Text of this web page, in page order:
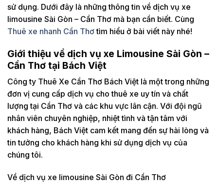
sử dụng. Dưới đây là những thông tin về dịch vụ xe
limousine Sài Gòn – Cần Thơ mà bạn cần biết. Cùng
Thuê xe nhanh Cần Thơtìm hiểu ở bài viết này nhé!
Giới thiệu về dịch vụ xe Limousine Sài Gòn –
Cần Thơ tại Bách Việt
Công ty Thuê Xe Cần Thơ Bách Việt là một trong những
đơn vị cung cấp dịch vụ cho thuê xe uy tín và chất
lượng tại Cần Thơ và các khu vực lân cận. Với đội ngũ
nhân viên chuyên nghiệp, nhiệt tình và tận tâm với
khách hàng, Bách Việt cam kết mang đến sự hài lòng và
tin tưởng cho khách hàng khi sử dụng dịch vụ của
chúng tôi.
Về dịch vụ xe limousine Sài Gòn đi Cần Thơ